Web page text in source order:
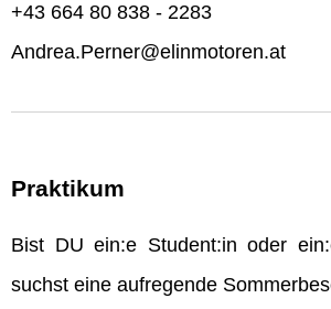
+43 664 80 838 - 2283
Andrea.Perner@elinmotoren.at
Praktikum
Bist DU ein:e Student:in oder
suchst eine aufregende